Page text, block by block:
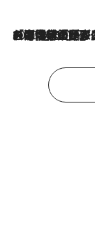
2026.8.3
「今後値上げがあるとすれば…」「リスクがあるのは今年の冬」エネルギー専門家が語る、ホルムズ海峡封鎖が家庭にもたらす“ある心配”